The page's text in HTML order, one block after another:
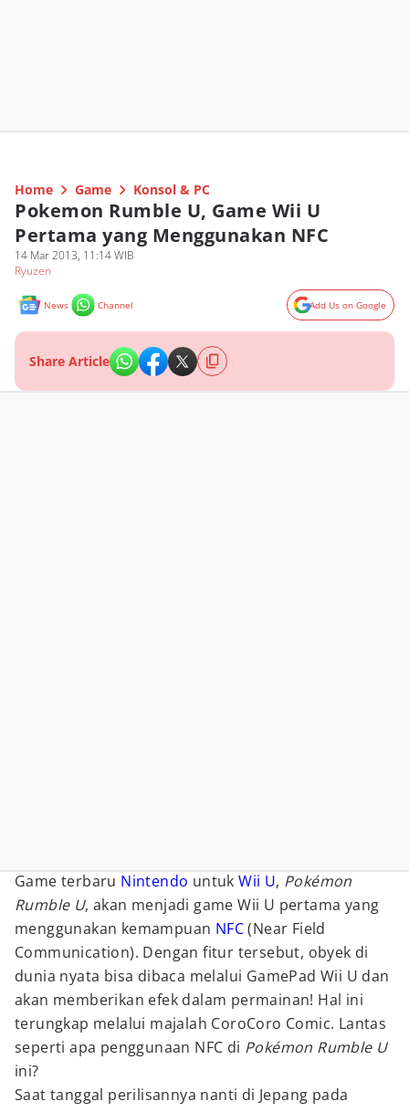
Home Game Konsol & PC
Pokemon Rumble U, Game Wii U
Pertama yang Menggunakan NFC
14 Mar 2013, 11:14 WIB
Ryuzen
News Channel Add Us on Google
Share Article
Game terbaru Nintendo untukWii U, Pokémon
Rumble U, akan menjadi game Wii U pertama yang
menggunakan kemampuan NFC(Near Field
Communication). Dengan fitur tersebut, obyek di
dunia nyata bisa dibaca melalui GamePad Wii U dan
akan memberikan efek dalam permainan! Hal ini
terungkap melalui majalah CoroCoro Comic. Lantas
seperti apa penggunaan NFC di Pokémon Rumble U
ini?
Saat tanggal perilisannya nanti di Jepang pada